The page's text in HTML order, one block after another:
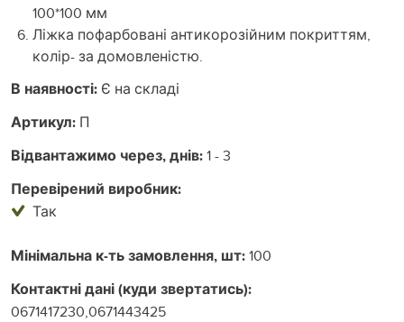
100*100 мм
Ліжка пофарбовані антикорозійним покриттям,
колір- за домовленістю.
В наявності: Є на складі
Артикул: П
Відвантажимо через, днів:1 - 3
Перевірений виробник:
Так
Мінімальна к-ть замовлення, шт:100
Контактні дані (куди звертатись):
0671417230,0671443425